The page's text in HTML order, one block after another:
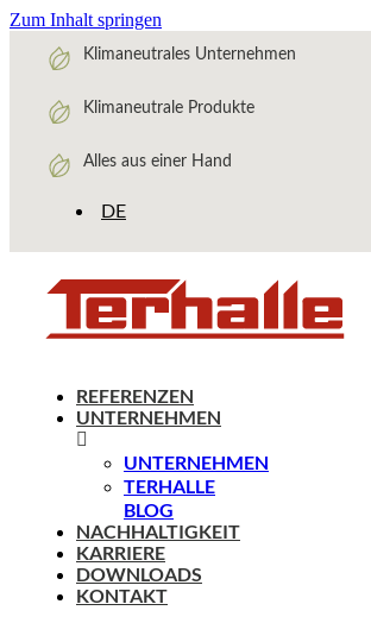
Zum Inhalt springen
Klimaneutrales Unternehmen
Klimaneutrale Produkte
Alles aus einer Hand
DE
REFERENZEN
UNTERNEHMEN
UNTERNEHMEN
TERHALLE
BLOG
NACHHALTIGKEIT
KARRIERE
DOWNLOADS
KONTAKT